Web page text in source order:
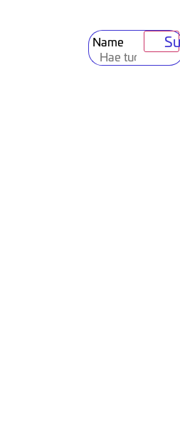
Name